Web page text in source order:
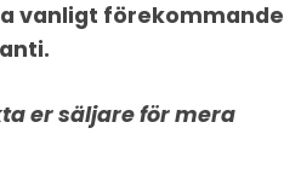
vanligt förekommande
er säljare för mera